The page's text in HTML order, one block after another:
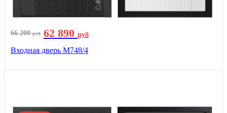
66 200руб 62 890 руб
Входная дверь М748/4